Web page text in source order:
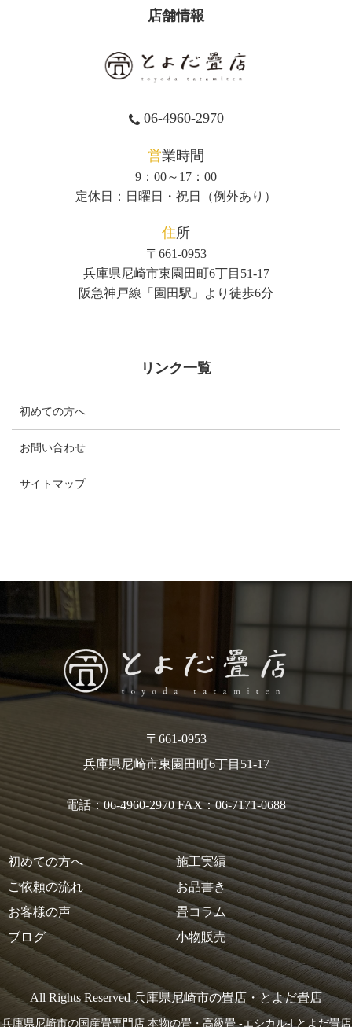
店舗情報
06-4960-2970
営業時間
9：00～17：00
定休日：日曜日・祝日（例外あり）
住所
〒661-0953
兵庫県尼崎市東園田町6丁目51-17
阪急神戸線「園田駅」より徒歩6分
リンク一覧
初めての方へ
お問い合わせ
サイトマップ
〒661-0953
兵庫県尼崎市東園田町6丁目51-17
電話：06-4960-2970 FAX：06-7171-0688
初めての方へ
施工実績
ご依頼の流れ
お品書き
お客様の声
畳コラム
ブログ
小物販売
All Rights Reserved 兵庫県尼崎市の畳店・とよだ畳店
兵庫県尼崎市の国産畳専門店 本物の畳・高級畳 -エシカル-| とよだ畳店